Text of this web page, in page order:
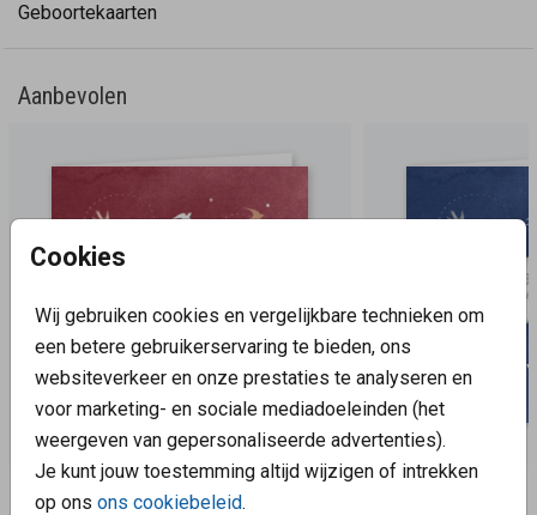
Cookies
Wij gebruiken cookies en vergelijkbare technieken om
een betere gebruikerservaring te bieden, ons
websiteverkeer en onze prestaties te analyseren en
voor marketing- en sociale mediadoeleinden (het
weergeven van gepersonaliseerde advertenties).
Je kunt jouw toestemming altijd wijzigen of intrekken
op ons ons cookiebeleid.
Geboortekaarten
Aanbevolen
Aanbevolen